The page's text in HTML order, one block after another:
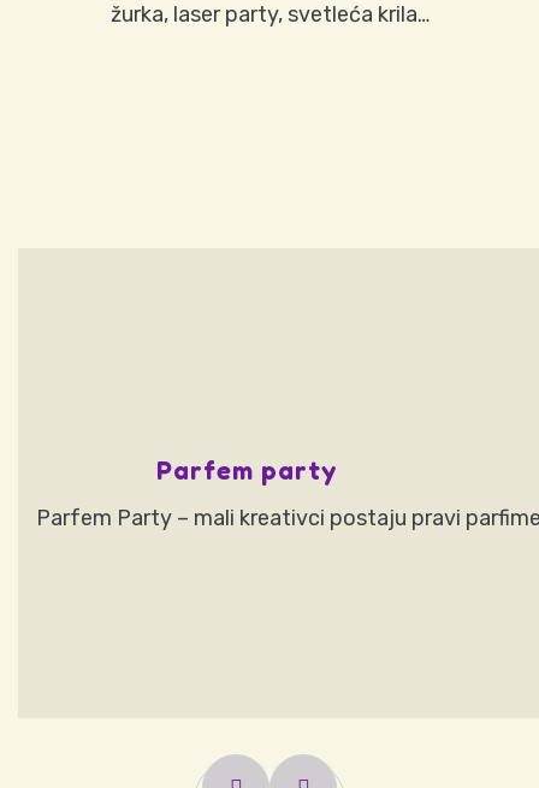
žurka, laser party, svetleća krila…
Parfem party
Parfem Party – mali kreativci postaju pravi